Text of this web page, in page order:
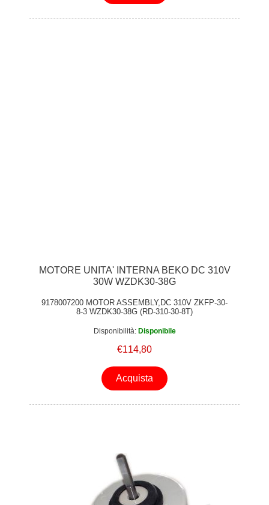
MOTORE UNITA' INTERNA BEKO DC 310V
30W WZDK30-38G
9178007200 MOTOR ASSEMBLY,DC 310V ZKFP-30-
8-3 WZDK30-38G (RD-310-30-8T)
Disponibilità: Disponibile
€114,80
Acquista